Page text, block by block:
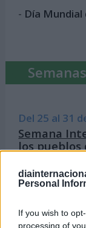
Personal
If you wish to
processing of
- Día
Del 25 al 31
Semana
los
Del 19 al 25
Artística